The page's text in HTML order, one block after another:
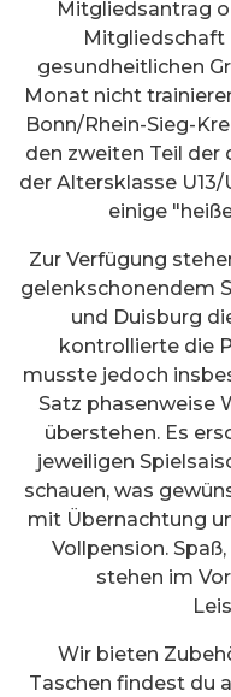
Mitgliedsantrag
Mitgliedschaft
gesundheitlichen
Monat nicht
Bonn/Rhein-Sieg-
den zweiten Teil der
der Altersklasse U13/
einige
Zur Verfügung
gelenkschonendem
und Duisburg
kontrollierte die
musste jedoch
Satz phasenweise
überstehen. Es
jeweiligen
schauen, was
mit Übernachtung
Vollpension.
stehen im
Wir bieten
Taschen findest du